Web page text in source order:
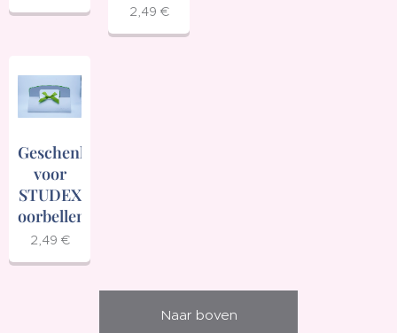
2,49 €
Geschenkverpakking
voor
STUDEX
oorbellen
2,49 €
Naar boven